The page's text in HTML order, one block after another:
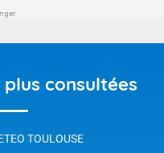
consultées
TOULOUSE